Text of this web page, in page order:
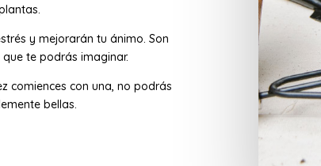
y mejorarán tu ánimo. Son
te podrás imaginar.
comiences con una, no podrás
bellas.